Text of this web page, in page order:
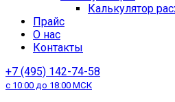
Калькулятор
Прайс
О нас
Контакты
+7 (495) 142-74-58
с 10:00 до 18:00 МСК